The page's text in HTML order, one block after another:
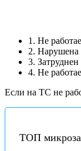
1. Не
2. Нарушена
3. Затруднен
4. Не
Если на ТС не
ТОП